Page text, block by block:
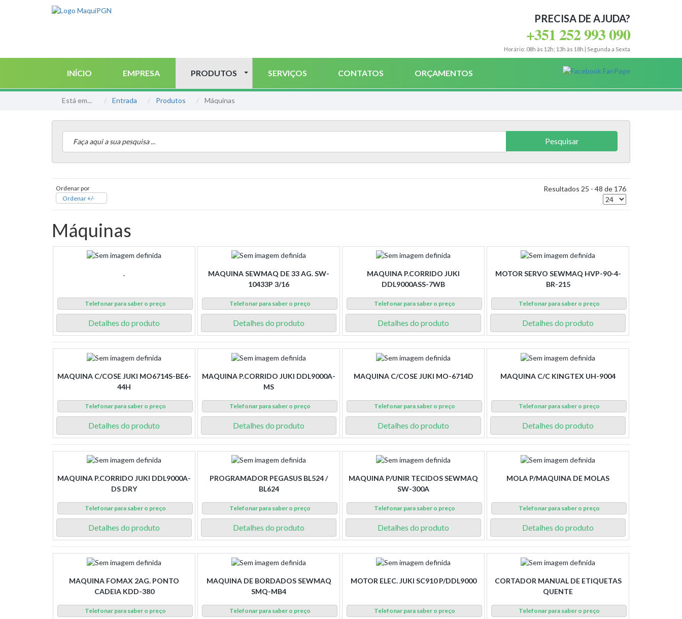
PRECISA DE AJUDA?
+351 252 993 090
Horário: 08h às 12h; 13h às 18h | Segunda a Sexta
INÍCIO EMPRESA PRODUTOS SERVIÇOS CONTATOS ORÇAMENTOS
Está em... Entrada Produtos Máquinas
Ordenar por
Ordenar +/-
Resultados 25 - 48 de 176
Máquinas
.
Telefonar para saber o preço
Detalhes do produto
MAQUINA SEWMAQ DE 33 AG. SW-
10433P 3/16
Telefonar para saber o preço
Detalhes do produto
MAQUINA P.CORRIDO JUKI
DDL9000ASS-7WB
Telefonar para saber o preço
Detalhes do produto
MOTOR SERVO SEWMAQ HVP-90-4-
BR-215
Telefonar para saber o preço
Detalhes do produto
MAQUINA C/COSE JUKI MO6714S-BE6-
44H
Telefonar para saber o preço
Detalhes do produto
MAQUINA P.CORRIDO JUKI DDL9000A-
MS
Telefonar para saber o preço
Detalhes do produto
MAQUINA C/COSE JUKI MO-6714D
Telefonar para saber o preço
Detalhes do produto
MAQUINA C/C KINGTEX UH-9004
Telefonar para saber o preço
Detalhes do produto
MAQUINA P.CORRIDO JUKI DDL9000A-
DS DRY
Telefonar para saber o preço
Detalhes do produto
PROGRAMADOR PEGASUS BL524 /
BL624
Telefonar para saber o preço
Detalhes do produto
MAQUINA P/UNIR TECIDOS SEWMAQ
SW-300A
Telefonar para saber o preço
Detalhes do produto
MOLA P/MAQUINA DE MOLAS
Telefonar para saber o preço
Detalhes do produto
MAQUINA FOMAX 2AG. PONTO
CADEIA KDD-380
Telefonar para saber o preço
MAQUINA DE BORDADOS SEWMAQ
SMQ-MB4
Telefonar para saber o preço
MOTOR ELEC. JUKI SC910 P/DDL9000
Telefonar para saber o preço
CORTADOR MANUAL DE ETIQUETAS
QUENTE
Telefonar para saber o preço